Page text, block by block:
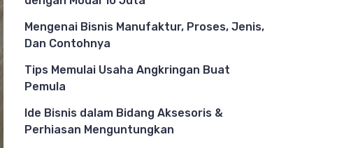
Mengenai Bisnis Manufaktur, Proses, Jenis,
Dan Contohnya
Tips Memulai Usaha Angkringan Buat
Pemula
Ide Bisnis dalam Bidang Aksesoris &
Perhiasan Menguntungkan